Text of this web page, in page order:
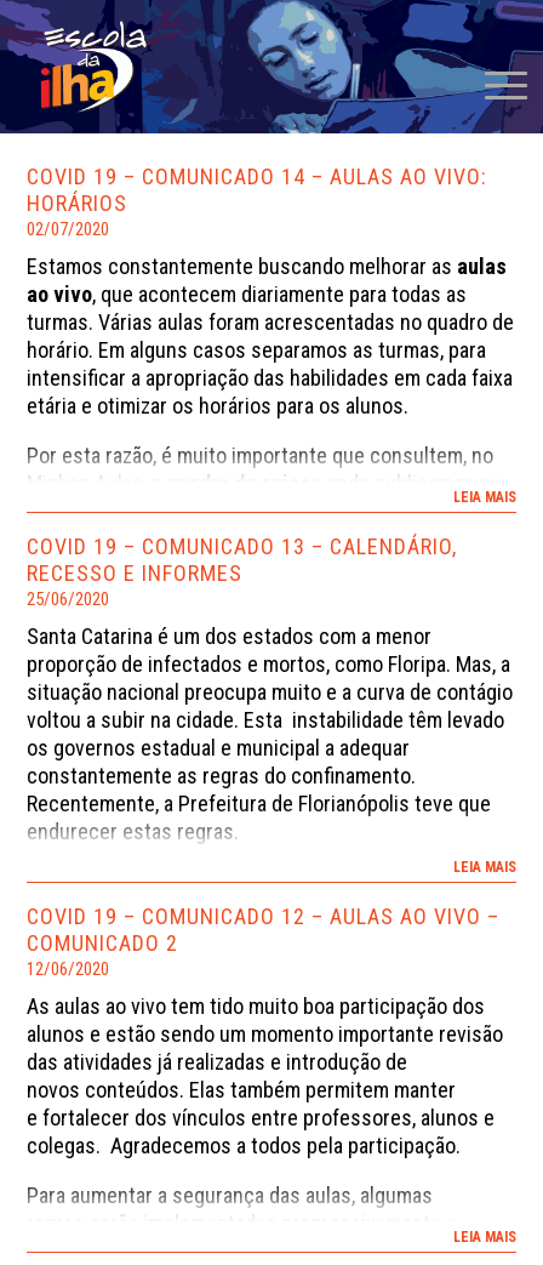
COVID 19 – COMUNICADO 14 – AULAS AO VIVO:
HORÁRIOS
02/07/2020
Estamos constantemente buscando melhorar as aulas
ao vivo, que acontecem diariamente para todas as
turmas. Várias aulas foram acrescentadas no quadro de
horário. Em alguns casos separamos as turmas, para
intensificar a apropriação das habilidades em cada faixa
etária e otimizar os horários para os alunos.
Por esta razão, é muito importante que consultem, no
Minhas Aulas, o
quadro de avisos
onde publicamos os
horários das aulas (atualizados automaticamente).
Lembramos queneste comunicado, enviado há alguns
dias, você encontra informações detalhadas sobre
muito importante.
LEIA MAIS
COVID 19 – COMUNICADO 13 – CALENDÁRIO,
RECESSO E INFORMES
25/06/2020
Santa Catarina é um dos estados com a menor
proporção de infectados e mortos, como Floripa. Mas, a
situação nacional preocupa muito e a curva de contágio
voltou a subir na cidade. Esta instabilidade têm levado
os governos estadual e municipal a adequar
constantemente as regras do confinamento.
Recentemente, a Prefeitura de Florianópolis teve que
endurecer estas regras.
Continua em vigor o decreto estadual que suspende as
aulas presenciais até 02 de agosto.
Trabalhando com a hipótese de que estas medidas
atividades que resumimos aqui:
– realizaremos uma semana de recesso entre 18 e 26
de julho;
– retomaremos as aulas ao vivo entre 27 e 31 de julho;
– estamos nos preparando para a retomada das aulas
LEIA MAIS
COVID 19 – COMUNICADO 12 – AULAS AO VIVO –
COMUNICADO 2
12/06/2020
As aulas ao vivo tem tido muito boa participação dos
alunos e estão sendo um momento importante revisão
das atividades já realizadas e introdução de
novos conteúdos. Elas também permitem manter
e fortalecer dos vínculos entre professores, alunos e
colegas. Agradecemos a todos pela participação.
Para aumentar a segurança das aulas, algumas
regras serão implementadas progressivamente e
comunicadas aos alunos previamente. Informamos que:
LEIA MAIS